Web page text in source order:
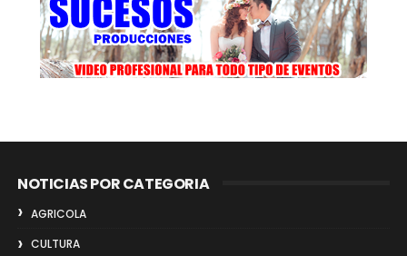
NOTICIAS POR CATEGORIA
AGRICOLA
CULTURA